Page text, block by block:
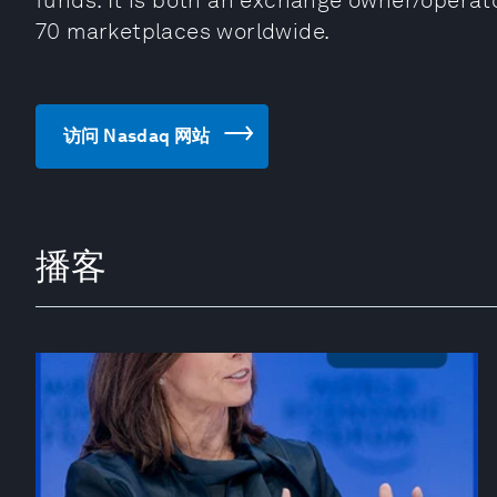
70 marketplaces worldwide.
访问 Nasdaq 网站
播客